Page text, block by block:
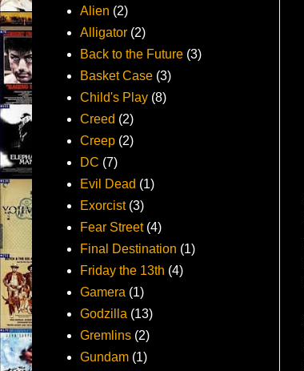
Alien (2)
Alligator (2)
Back to the Future (3)
Basket Case (3)
Child's Play (8)
Creed (2)
Creep (2)
DC (7)
Evil Dead (1)
Exorcist (3)
Fear Street (4)
Final Destination (1)
Friday the 13th (4)
Gamera (1)
Godzilla (13)
Gremlins (2)
Gundam (1)